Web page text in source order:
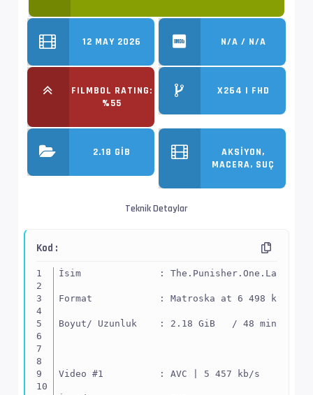
12 MAY 2026 N/A / N/A
FILMBOL RATING:
%55
X264 | FHD
2.18 GIB
AKSIYON,
MACERA, SUÇ
Teknik Detaylar
Kod :
İsim              :
Format            : Matroska at 6 498 kb/s
Boyut/ Uzunluk    : 2.18 GiB   / 48 min 3 s
Video #1          : AVC | 5 457 kb/s